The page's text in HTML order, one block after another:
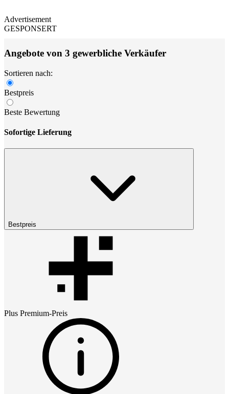
Advertisement
GESPONSERT
Angebote von 3 gewerbliche Verkäufer
Sortieren nach:
Bestpreis
Beste Bewertung
Sofortige Lieferung
Bestpreis
Plus Premium-Preis